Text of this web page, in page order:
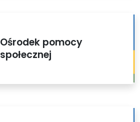
Ośrodek pomocy
społecznej